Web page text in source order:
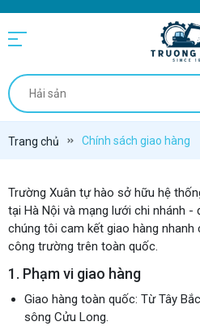
Trang chủ Chính sách giao hàng
Trường Xuân tự hào sở hữu hệ
tại Hà Nội và mạng lưới chi nhánh -
chúng tôi cam kết giao hàng
công trường trên toàn quốc.
1. Phạm vi giao hàng
Giao hàng toàn quốc: Từ Tây
sông Cửu Long.